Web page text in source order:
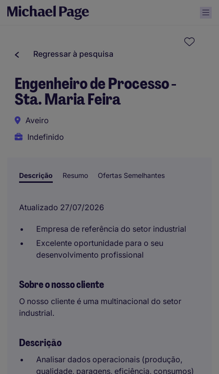
Regressar à pesquisa
Engenheiro de Processo -
Sta. Maria Feira
Aveiro
Indefinido
Descrição Resumo Ofertas Semelhantes
Atualizado 27/07/2026
Empresa de referência do setor industrial
Excelente oportunidade para o seu
desenvolvimento profissional
Sobre o nosso cliente
O nosso cliente é uma multinacional do setor
industrial.
Descrição
Analisar dados operacionais (produção,
qualidade, paragens, eficiência, consumos)